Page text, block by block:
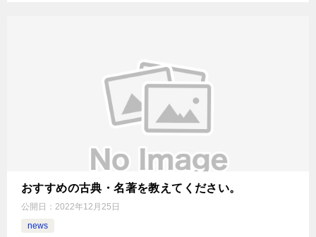
おすすめの古典・名著を教えてください。
公開日： 2022年12月25日
news